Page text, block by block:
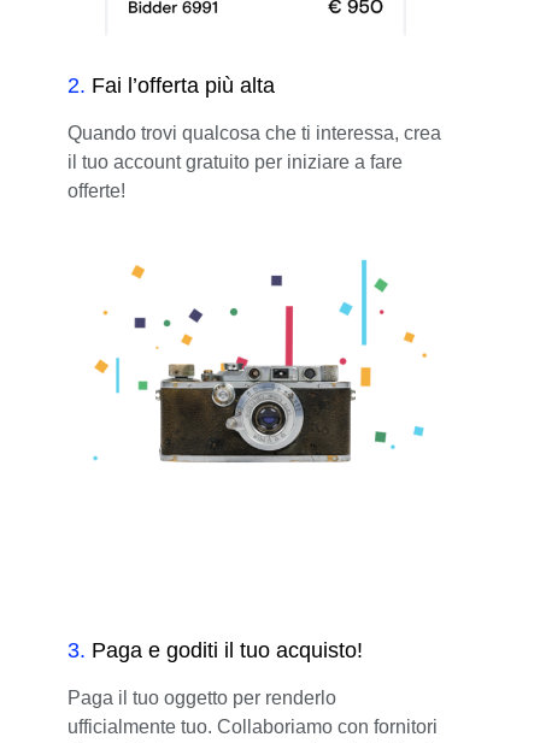
2. Fai l’offerta più alta
Quando trovi qualcosa che ti interessa, crea
il tuo account gratuito per iniziare a fare
offerte!
3. Paga e goditi il tuo acquisto!
Paga il tuo oggetto per renderlo
ufficialmente tuo. Collaboriamo con fornitori